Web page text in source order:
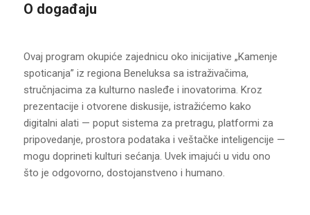
O događaju
Ovaj program okupiće zajednicu oko inicijative „Kamenje
spoticanja” iz regiona Beneluksa sa istraživačima,
stručnjacima za kulturno nasleđe i inovatorima. Kroz
prezentacije i otvorene diskusije, istražićemo kako
digitalni alati — poput sistema za pretragu, platformi za
pripovedanje, prostora podataka i veštačke inteligencije —
mogu doprineti kulturi sećanja. Uvek imajući u vidu ono
što je odgovorno, dostojanstveno i humano.